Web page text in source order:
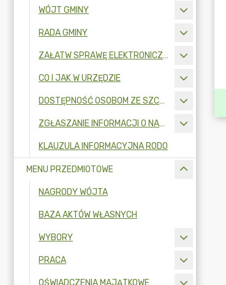
WÓJT GMINY
RADA GMINY
ZAŁATW SPRAWĘ ELEKTRONICZNIE
CO I JAK W URZĘDZIE
DOSTĘPNOŚĆ OSOBOM ZE SZCZEGÓLNYMI POTRZEBAMI
ZGŁASZANIE INFORMACJI O NARUSZENIU PRAWA I OCHRONA SYGNALISTÓW
KLAUZULA INFORMACYJNA RODO
MENU PRZEDMIOTOWE
NAGRODY WÓJTA
BAZA AKTÓW WŁASNYCH
WYBORY
PRACA
OŚWIADCZENIA MAJĄTKOWE